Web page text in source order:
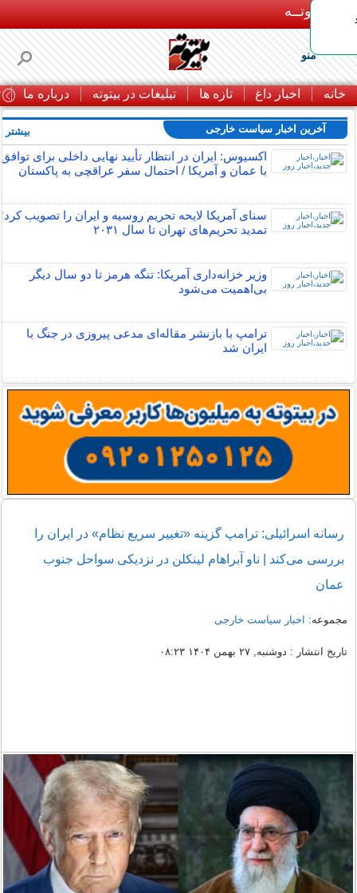
بـیتوتــه
منو
خانه اخبار داغ تازه ها تبلیغات در بیتوته درباره ما
آخرین اخبار سیاست خارجی
اکسیوس: ایران در انتظار تأیید نهایی داخلی برای توافق
با عمان و آمریکا / احتمال سفر عراقچی به پاکستان
سنای آمریکا لایحه تحریم روسیه و ایران را تصویب کرد؛
تمدید تحریم‌های تهران تا سال ۲۰۳۱
وزیر خزانه‌داری آمریکا: تنگه هرمز تا دو سال دیگر
بی‌اهمیت می‌شود
ترامپ با بازنشر مقاله‌ای مدعی پیروزی در جنگ با
ایران شد
بیشتر
رسانه اسرائیلی: ترامپ گزینه «تغییر سریع نظام» در ایران را
بررسی می‌کند | ناو آبراهام لینکلن در نزدیکی سواحل جنوب
عمان
مجموعه: اخبار سیاست خارجی
تاریخ انتشار : دوشنبه, ۲۷ بهمن ۱۴۰۴ ۰۸:۲۳